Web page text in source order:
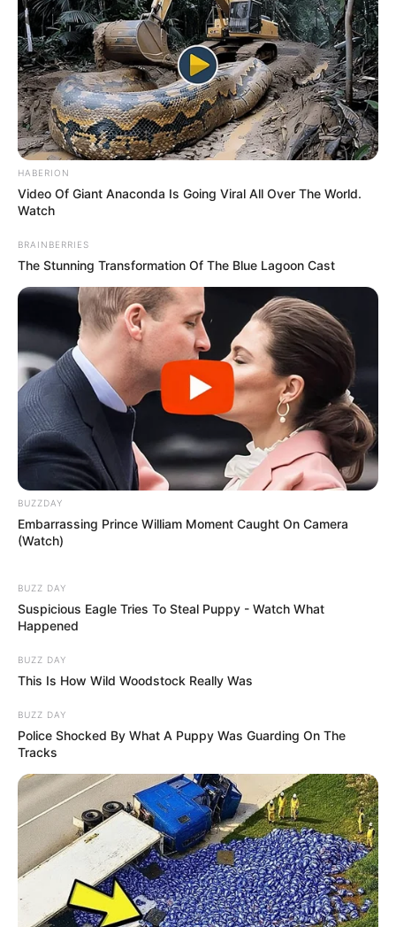
HABERION
Video Of Giant Anaconda Is Going Viral All Over The World.
Watch
BRAINBERRIES
The Stunning Transformation Of The Blue Lagoon Cast
BUZZDAY
Embarrassing Prince William Moment Caught On Camera
(Watch)
BUZZ DAY
Suspicious Eagle Tries To Steal Puppy - Watch What
Happened
BUZZ DAY
This Is How Wild Woodstock Really Was
BUZZ DAY
Police Shocked By What A Puppy Was Guarding On The
Tracks